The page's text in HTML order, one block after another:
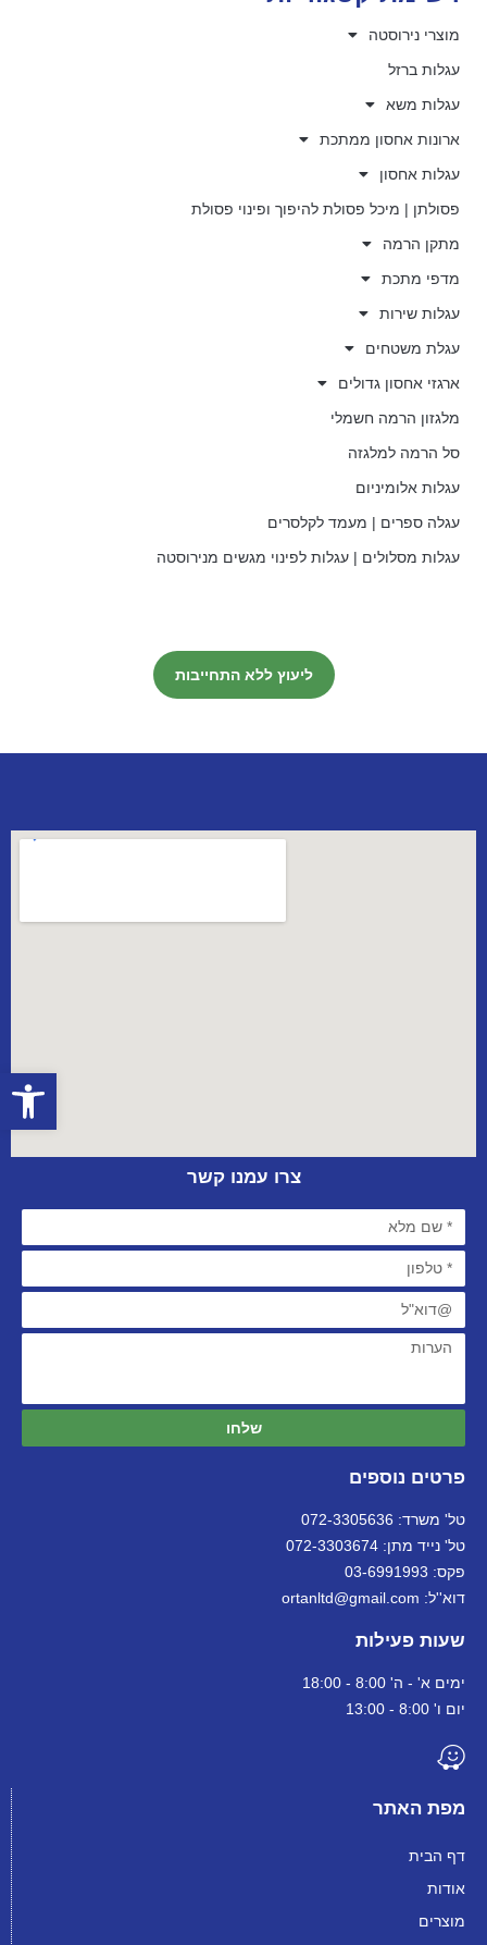
מוצרי נירוסטה
עגלות ברזל
עגלות משא
ארונות אחסון ממתכת
עגלות אחסון
פסולתן | מיכל פסולת להיפוך ופינוי פסולת
מתקן הרמה
מדפי מתכת
עגלות שירות
עגלת משטחים
ארגזי אחסון גדולים
מלגזון הרמה חשמלי
סל הרמה למלגזה
עגלות אלומיניום
עגלה ספרים | מעמד לקלסרים
עגלות מסלולים | עגלות לפינוי מגשים מנירוסטה
ליעוץ ללא התחייבות
מפת האתר
דף הבית
אודות
מוצרים
פרטים נוספים
טל' משרד: 072-3305636
טל' נייד מתן: 072-3303674
פקס: 03-6991993
דוא''ל: ortanltd@gmail.com
שעות פעילות
ימים א' - ה' 8:00 - 18:00
יום ו' 8:00 - 13:00
צרו עמנו קשר
שלחו
פתח